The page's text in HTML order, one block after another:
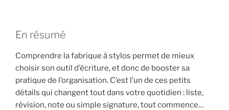
En résumé
Comprendre la fabrique à stylos permet de mieux
choisir son outil d’écriture, et donc de booster sa
pratique de l’organisation. C’est l’un de ces petits
détails qui changent tout dans votre quotidien : liste,
révision, note ou simple signature, tout commence…